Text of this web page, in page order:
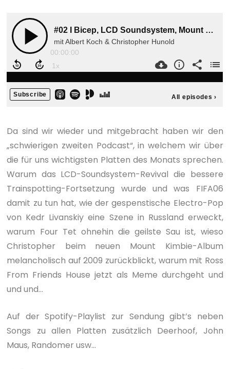
Da sind wir wieder und mitgebracht haben wir den
„schwierigen zweiten Podcast“, in welchem wir über
die für uns wichtigsten Platten des Monats sprechen.
Warum das LCD-Soundsystem-Revival die bessere
Trainspotting-Fortsetzung wurde und was FIFA06
damit zu tun hat, wie der gespenstische Electro-Pop
von Kedr Livanskiy eine Szene in Russland erweckt,
warum Four Tet ohnehin die geilste Sau ist, wieso
Christopher beim neuen Mount Kimbie-Album
melancholisch auf 2009 zurückblickt, warum mit Ross
From Friends House jetzt als Meme durchgeht und
und und…
Auf der Spotify-Playlist zur Sendung gibt’s neben
Songs zu allen Platten zusätzlich Deerhoof, John
Maus, Randomer usw…